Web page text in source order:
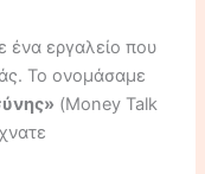
ένα εργαλείο που
Το ονομάσαμε
(Money Talk